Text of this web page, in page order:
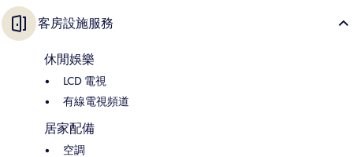
客房設施服務
休閒娛樂
LCD 電視
有線電視頻道
居家配備
空調